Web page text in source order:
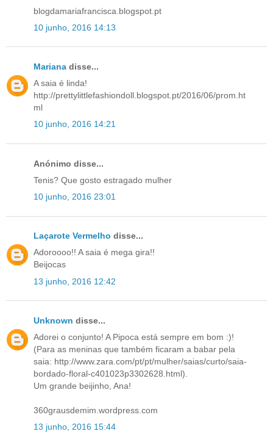
blogdamariafrancisca.blogspot.pt
10 junho, 2016 14:13
Mariana disse...
A saia é linda!
http://prettylittlefashiondoll.blogspot.pt/2016/06/prom.ht
ml
10 junho, 2016 14:21
Anónimo disse...
Tenis? Que gosto estragado mulher
10 junho, 2016 23:01
Laçarote Vermelho disse...
Adoroooo!! A saia é mega gira!!
Beijocas
13 junho, 2016 12:42
Unknown disse...
Adorei o conjunto! A Pipoca está sempre em bom :)!
(Para as meninas que também ficaram a babar pela
saia: http://www.zara.com/pt/pt/mulher/saias/curto/saia-
bordado-floral-c401023p3302628.html).
Um grande beijinho, Ana!
360grausdemim.wordpress.com
13 junho, 2016 15:44